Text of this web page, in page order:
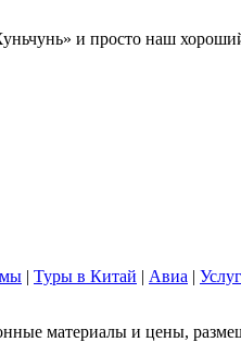
и просто наш
| Туры в Китай | Авиа |
материалы и цены,